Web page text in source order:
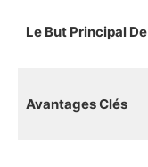
Le But Principal De
Avantages Clés